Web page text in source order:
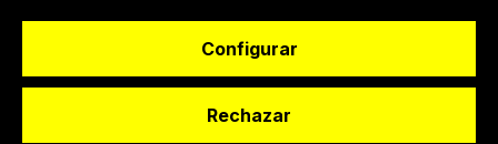
Configurar
Rechazar